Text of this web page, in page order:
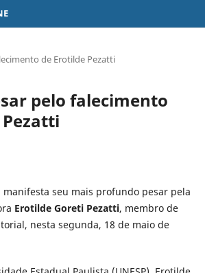
de Erotilde Pezatti
pelo falecimento
manifesta seu mais profundo pesar pela
Erotilde Goreti Pezatti, membro de
nesta segunda, 18 de maio de